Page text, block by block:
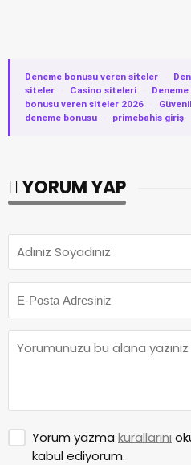
Deneme bonusu veren siteler ·
siteler
· Casino siteleri ·
bonusu veren siteler 2026
·
deneme bonusu
· primebahis giriş
YORUM YAP
Yorum yazma kurallarını
kabul ediyorum.